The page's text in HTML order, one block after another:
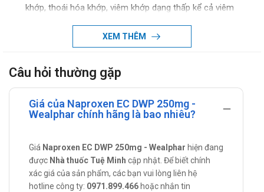
khớp, thoái hóa khớp, viêm khớp dạng thấp kể cả viêm
Dùng trong các trường hợp đau: Đau bụng kinh nguyệt; đau
đầu, kể cả chứng đau nửa đầu; đau sau phẫu thuật; đau
do tổn thương phần mềm.
Điều trị bệnh gout cấp.
Hướng dẫn sử dụng Naproxen EC DWP
250mg
Liều dùng: Dùng theo chỉ định của bác sĩ hoặc tham khảo
liều khuyến cáo sau:
Chống chỉ định
XEM THÊM
Câu hỏi thường gặp
Giá của Naproxen EC DWP 250mg -
Wealphar chính hãng là bao nhiêu?
Giá Naproxen EC DWP 250mg - Wealphar hiện đang
được Nhà thuốc Tuệ Minh cập nhật. Để biết chính
xác giá của sản phẩm, các bạn vui lòng liên hệ
hotline công ty: 0971.899.466 hoặc nhắn tin